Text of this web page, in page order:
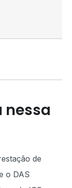
nessa
de
o DAS